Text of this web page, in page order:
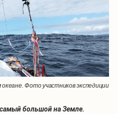
океане. Фото участников экспедиции
большой на Земле.